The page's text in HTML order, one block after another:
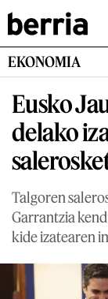
EKONOMIA
Eusko
delako
Talgoren
Garrantzia
kide izatearen